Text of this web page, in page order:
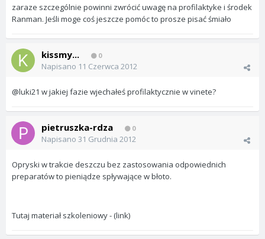
zaraze szczególnie powinni zwrócić uwagę na profilaktyke i środek
Ranman. Jeśli moge coś jeszcze pomóc to prosze pisać śmiało
kissmy... 0
Napisano 11 Czerwca 2012
@luki21 w jakiej fazie wjechałeś profilaktycznie w vinete?
pietruszka-rdza 0
Napisano 31 Grudnia 2012
Opryski w trakcie deszczu bez zastosowania odpowiednich
preparatów to pieniądze spływające w błoto.
Tutaj materiał szkoleniowy - (link)